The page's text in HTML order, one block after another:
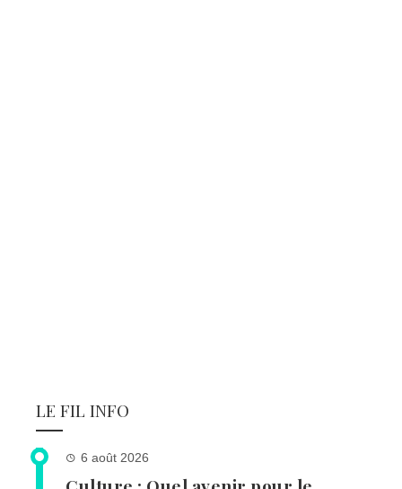
LE FIL INFO
6 août 2026